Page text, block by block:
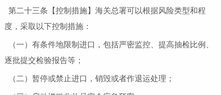
第二十三条【控制措施】海关总署可以根据风险类型和程
度，采取以下控制措施：
（一）有条件地限制进口，包括严密监控、提高抽检比例、
逐批提交检验报告等；
（二）暂停或禁止进口，销毁或者作退运处理；